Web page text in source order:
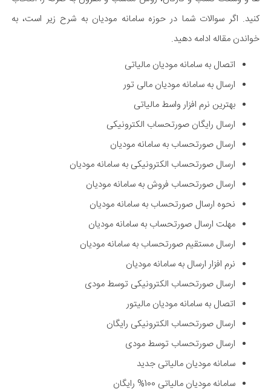
کنید. اگر سوالات شما در حوزه سامانه مودیان به شرح زیر است، به
خواندن مقاله ادامه دهید.
اتصال به سامانه مودیان مالیاتی
ارسال به سامانه مودیان مالی تور
بهترین نرم افزار واسط مالیاتی
ارسال رایگان صورتحساب الکترونیکی
ارسال صورتحساب به سامانه مودیان
ارسال صورتحساب الکترونیکی به سامانه مودیان
ارسال صورتحساب فروش به سامانه مودیان
نحوه ارسال صورتحساب به سامانه مودیان
مهلت ارسال صورتحساب به سامانه مودیان
ارسال مستقیم صورتحساب به سامانه مودیان
نرم افزار ارسال به سامانه مودیان
ارسال صورتحساب الکترونیکی توسط مودی
اتصال به سامانه مودیان مالیتور
ارسال صورتحساب الکترونیکی رایگان
ارسال صورتحساب توسط مودی
سامانه مودیان مالیاتی جدید
سامانه مودیان مالیاتی 100% رایگان